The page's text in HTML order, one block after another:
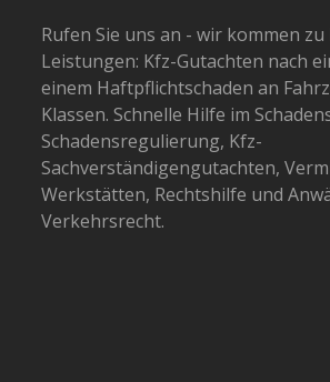
Rufen Sie uns an - wir kommen
Leistungen: Kfz-Gutachten nach
einem Haftpflichtschaden an
Klassen. Schnelle Hilfe im
Schadensregulierung, Kfz-
Sachverständigengutachten,
Werkstätten, Rechtshilfe und
Verkehrsrecht.